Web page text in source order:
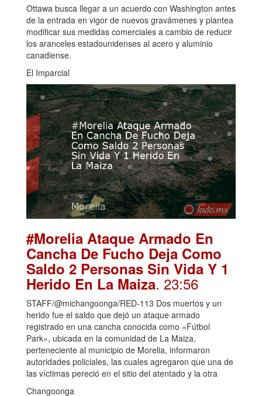
Ottawa busca llegar a un acuerdo con Washington antes
de la entrada en vigor de nuevos gravámenes y plantea
modificar sus medidas comerciales a cambio de reducir
los aranceles estadounidenses al acero y aluminio
canadiense.
El Imparcial
#Morelia Ataque Armado En
Cancha De Fucho Deja Como
Saldo 2 Personas Sin Vida Y 1
Herido En La Maiza. 23:56
STAFF/@michangoonga/RED-113 Dos muertos y un
herido fue el saldo que dejó un ataque armado
registrado en una cancha conocida como «Fútbol
Park», ubicada en la comunidad de La Maiza,
perteneciente al municipio de Morelia, informaron
autoridades policiales, las cuales agregaron que una de
las víctimas pereció en el sitio del atentado y la otra
Changoonga